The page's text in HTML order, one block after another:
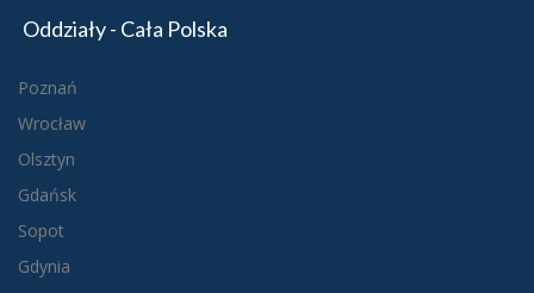
Oddziały - Cała Polska
Poznań
Wrocław
Olsztyn
Gdańsk
Sopot
Gdynia